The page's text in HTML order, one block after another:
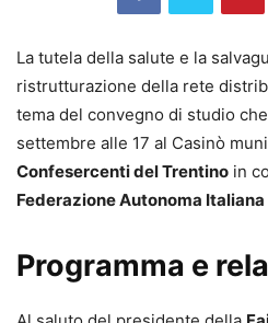
La tutela della salute e la
ristrutturazione della rete
tema del convegno di studio
settembre alle 17 al Casinò
Confesercenti del Trentino in
Federazione Autonoma
Programma e